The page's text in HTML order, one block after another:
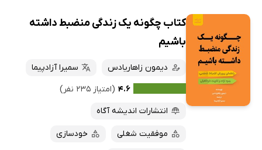
کتاب چگونه یک زندگی منضبط داشته
باشیم
دیمون زاهاریادس
سمیرا آزادپیما
۴.۶ (امتیاز ۲۳۵ نفر)
انتشارات اندیشه آگاه
موفقیت شغلی خودسازی